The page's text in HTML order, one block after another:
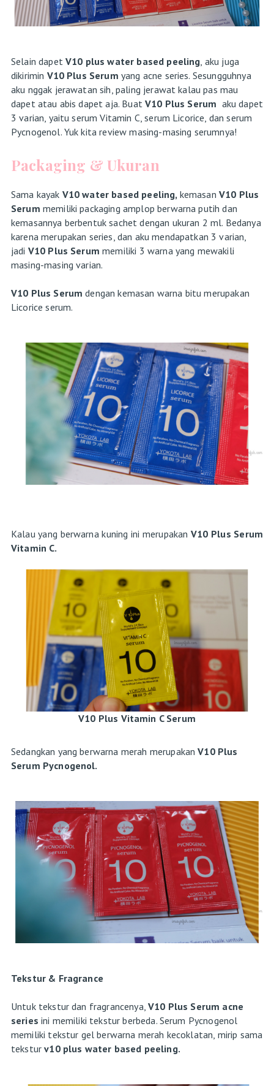
Selain dapet V10 plus water based peeling, aku juga
dikirimin V10 Plus Serum yang acne series. Sesungguhnya
aku nggak jerawatan sih, paling jerawat kalau pas mau
dapet atau abis dapet aja. BuatV10 Plus Serum aku dapet
3 varian, yaitu serum Vitamin C, serum Licorice, dan serum
Pycnogenol. Yuk kita review masing-masing serumnya!
Packaging & Ukuran
Sama kayak V10 water based peeling, kemasan V10 Plus
Serum memiliki packaging amplop berwarna putih dan
kemasannya berbentuk sachet dengan ukuran 2 ml. Bedanya
karena merupakan series, dan aku mendapatkan 3 varian,
jadi V10 Plus Serummemiliki 3 warna yang mewakili
masing-masing varian.
V10 Plus Serumdengan kemasan warna bitu merupakan
Licorice serum.
Kalau yang berwarna kuning ini merupakan V10 Plus Serum
Vitamin C.
V10 Plus Vitamin C Serum
Sedangkan yang berwarna merah merupakanV10 Plus
Serum Pycnogenol.
Tekstur & Fragrance
Untuk tekstur dan fragrancenya,V10 Plus Serum acne
seriesini memiliki tekstur berbeda. Serum Pycnogenol
memiliki tekstur gel berwarna merah kecoklatan, mirip sama
teksturv10 plus water based peeling.